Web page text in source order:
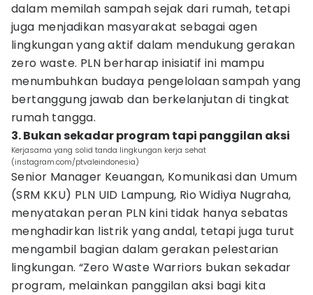
dalam memilah sampah sejak dari rumah, tetapi
juga menjadikan masyarakat sebagai agen
lingkungan yang aktif dalam mendukung gerakan
zero waste. PLN berharap inisiatif ini mampu
menumbuhkan budaya pengelolaan sampah yang
bertanggung jawab dan berkelanjutan di tingkat
rumah tangga.
3. Bukan sekadar program tapi panggilan aksi
Kerjasama yang solid tanda lingkungan kerja sehat
(instagram.com/ptvaleindonesia)
Senior Manager Keuangan, Komunikasi dan Umum
(SRM KKU) PLN UID Lampung, Rio Widiya Nugraha,
menyatakan peran PLN kini tidak hanya sebatas
menghadirkan listrik yang andal, tetapi juga turut
mengambil bagian dalam gerakan pelestarian
lingkungan. “Zero Waste Warriors bukan sekadar
program, melainkan panggilan aksi bagi kita